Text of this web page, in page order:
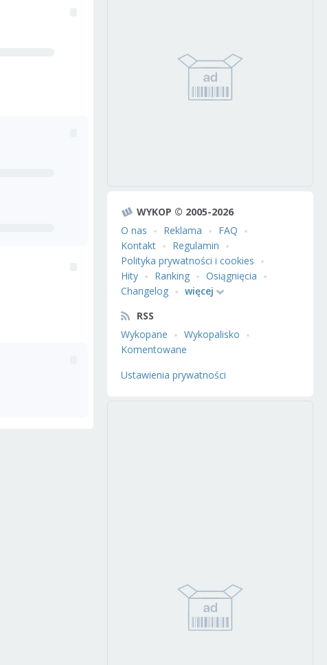
WYKOP © 2005-2026
O nas
Reklama
FAQ
Kontakt
Regulamin
Polityka prywatności i cookies
Hity
Ranking
Osiągnięcia
Changelog
więcej
RSS
Wykopane
Wykopalisko
Komentowane
Ustawienia prywatności